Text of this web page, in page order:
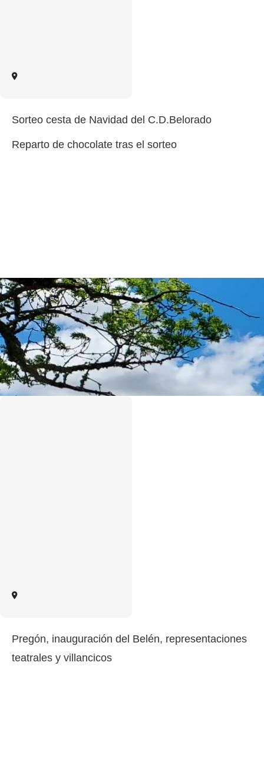
Sorteo cesta de Navidad del C.D.Belorado
Reparto de chocolate tras el sorteo
Pregón, inauguración del Belén, representaciones
teatrales y villancicos